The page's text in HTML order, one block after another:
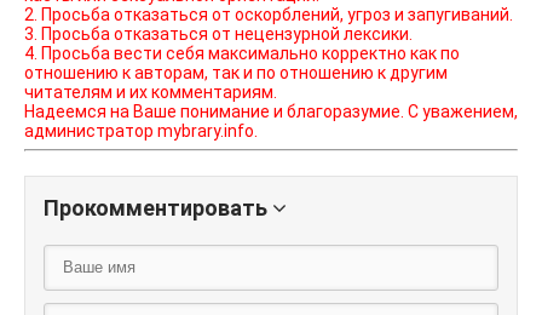
2. Просьба отказаться от оскорблений, угроз и запугиваний.
3. Просьба отказаться от нецензурной лексики.
4. Просьба вести себя максимально корректно как по
отношению к авторам, так и по отношению к другим
читателям и их комментариям.
Надеемся на Ваше понимание и благоразумие. С уважением,
администратор mybrary.info.
Прокомментировать